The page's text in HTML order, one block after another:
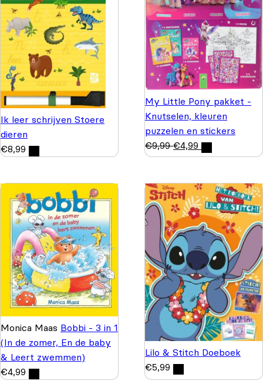
Ik leer schrijven Stoere
dieren
€8,99
My Little Pony pakket -
Knutselen, kleuren
puzzelen en stickers
€9,99 €4,99
Monica Maas Bobbi - 3 in 1
(In de zomer, En de baby
& Leert zwemmen)
€4,99
Lilo & Stitch Doeboek
€5,99